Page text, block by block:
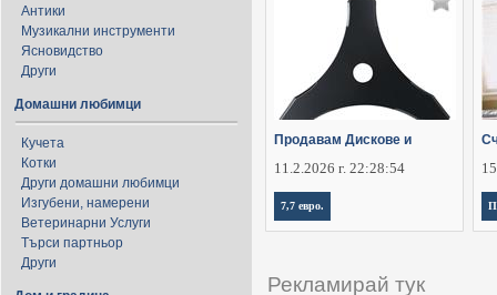
Антики
Музикални инструменти
Ясновидство
Други
Домашни любимци
Кучета
Котки
Други домашни любимци
Изгубени, намерени
Ветеринарни Услуги
Търси партньор
Други
Продавам Дискове и
11.2.2026 г. 22:28:54
7,7 евро.
Рекламирай тук